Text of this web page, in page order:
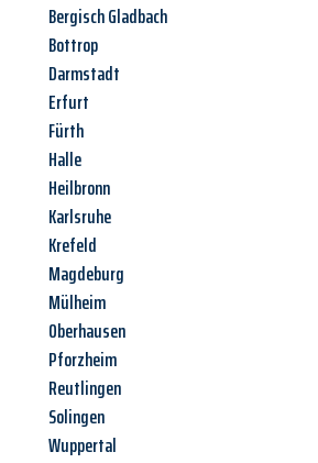
Bergisch Gladbach
Bottrop
Darmstadt
Erfurt
Fürth
Halle
Heilbronn
Karlsruhe
Krefeld
Magdeburg
Mülheim
Oberhausen
Pforzheim
Reutlingen
Solingen
Wuppertal